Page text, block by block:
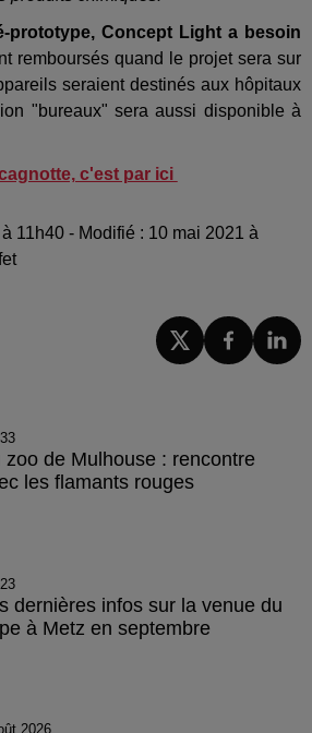
prototype, Concept Light a besoin
remboursés quand le projet sera sur
seraient destinés aux hôpitaux
"bureaux" sera aussi disponible à
c'est par ici
11h40 - Modifié : 10 mai 2021 à
zoo de Mulhouse : rencontre
les flamants rouges
dernières infos sur la venue du
à Metz en septembre
2026